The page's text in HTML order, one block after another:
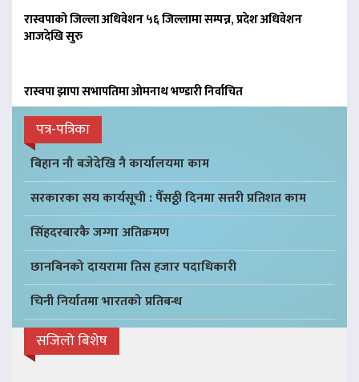
रास्वपाको जिल्ला अधिवेशन ५६ जिल्लामा सम्पन्न, प्रदेश अधिवेशन
आजदेखि सुरु
रास्वपा झापा सभापतिमा ओमनाथ भण्डारी निर्वाचित
पत्र-पत्रिका
बिहान नौ बजेदेखि नै कार्यालयमा काम
सरकारका सय कार्यसूची : पैँसठ्ठी दिनमा सत्तरी प्रतिशत काम
सिंहदरबारकै जग्गा अतिक्रमण
छानबिनको दायरामा तिस हजार पदाधिकारी
चिनी निर्यातमा भारतको प्रतिबन्ध
सजिलो बिशेष